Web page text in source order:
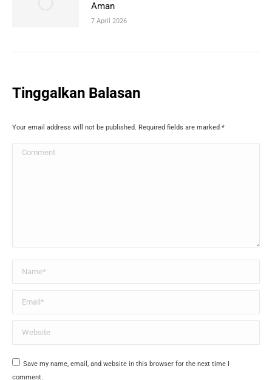
Aman
7 April 2026
Tinggalkan Balasan
Your email address will not be published. Required fields are marked *
Comment
Email *
Website
Save my name, email, and website in this browser for the next time I
comment.